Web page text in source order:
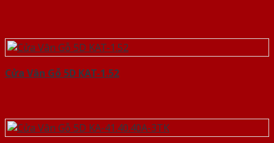
Cửa Vân Gỗ 5D KAT-1.52